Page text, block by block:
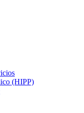
(HIPP)